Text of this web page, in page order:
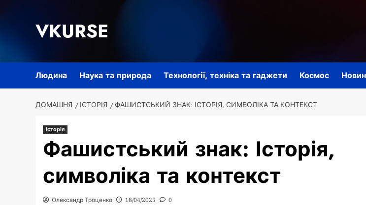
VKURSE
Людина Наука та природа Технології, техніка та гаджети Космос
ДОМАШНЯ ІСТОРІЯ ФАШИСТСЬКИЙ ЗНАК: ІСТОРІЯ, СИМВОЛІКА ТА КОНТЕКСТ
Історія
Фашистський знак: Історія,
символіка та контекст
Олександр Троценко 18/04/2025 0